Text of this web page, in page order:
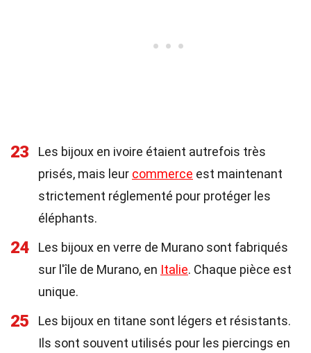
23
Les bijoux en ivoire étaient autrefois très
prisés, mais leur commerce est maintenant
strictement réglementé pour protéger les
éléphants.
24
Les bijoux en verre de Murano sont fabriqués
sur l'île de Murano, en Italie. Chaque pièce est
unique.
25
Les bijoux en titane sont légers et résistants.
Ils sont souvent utilisés pour les piercings en